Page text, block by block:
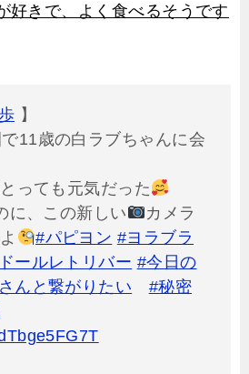
好きで、よく食べるそうです
】
11歳の白ラブちゃんに会
っても元気だった
に、この新しい
カメラ
#パピヨン #ヨラブラ
ールレトリバー #今日の
んと繋がりたい
#秘密